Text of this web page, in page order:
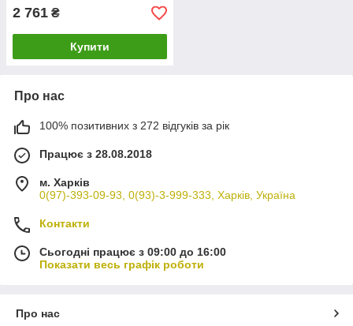
2 761 ₴
Купити
Про нас
100% позитивних з 272 відгуків за рік
Працює з 28.08.2018
м. Харків
0(97)-393-09-93, 0(93)-3-999-333, Харків, Україна
Контакти
Сьогодні працює з 09:00 до 16:00
Показати весь графік роботи
Про нас